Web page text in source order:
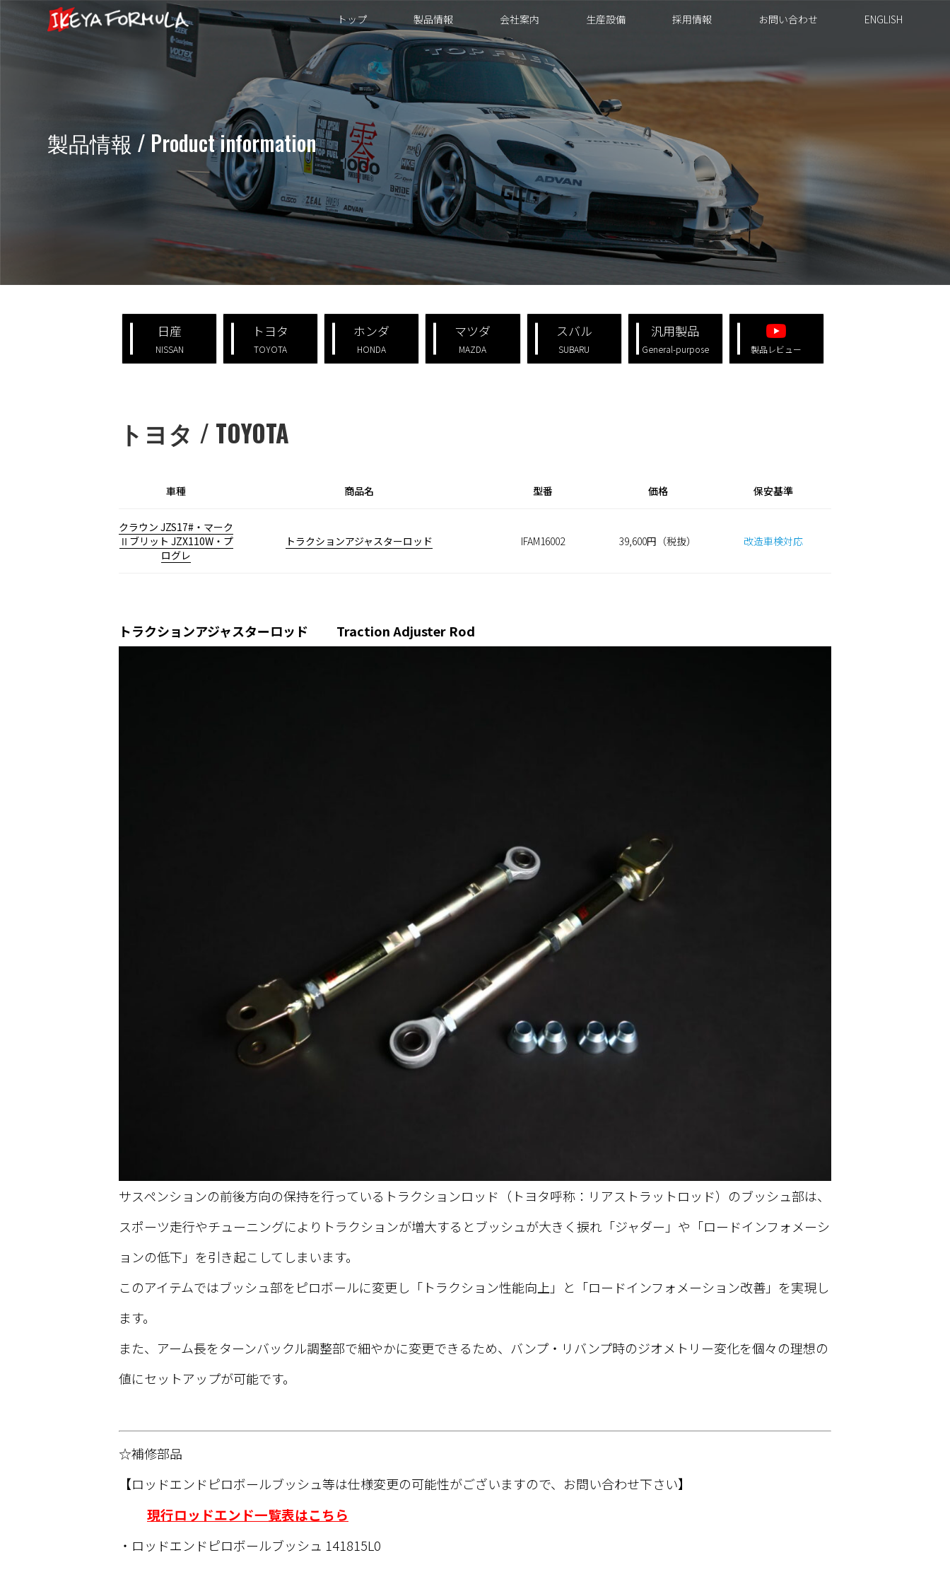
トップ 製品情報 会社案内 生産設備 採用情報 お問い合わせ ENGLISH
製品情報 / Product information
日産
NISSAN
トヨタ
TOYOTA
ホンダ
HONDA
マツダ
MAZDA
スバル
SUBARU
汎用製品
General-purpose 製品レビュー
トヨタ / TOYOTA
車種 商品名 型番 価格 保安基準
クラウン JZS17#・マーク
Ⅱブリット JZX110W・プ
ログレ
トラクションアジャスターロッド IFAM16002 39,600円（税抜） 改造車検対応
トラクションアジャスターロッド Traction Adjuster Rod
サスペンションの前後方向の保持を行っているトラクションロッド（トヨタ呼称：リアストラットロッド）のブッシュ部は、
スポーツ走行やチューニングによりトラクションが増大するとブッシュが大きく捩れ「ジャダー」や「ロードインフォメーシ
ョンの低下」を引き起こしてしまいます。
このアイテムではブッシュ部をピロボールに変更し「トラクション性能向上」と「ロードインフォメーション改善」を実現し
ます。
また、アーム長をターンバックル調整部で細やかに変更できるため、バンプ・リバンプ時のジオメトリー変化を個々の理想の
値にセットアップが可能です。
☆補修部品
【ロッドエンドピロボールブッシュ等は仕様変更の可能性がございますので、お問い合わせ下さい】
現行ロッドエンド一覧表はこちら
・ロッドエンドピロボールブッシュ 141815L0